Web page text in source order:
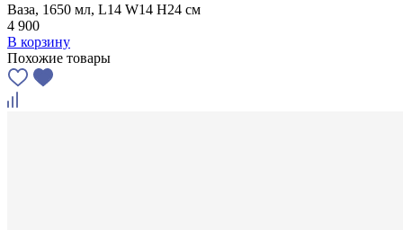
Ваза, 1650 мл, L14 W14 H24 см
4 900
В корзину
Похожие товары